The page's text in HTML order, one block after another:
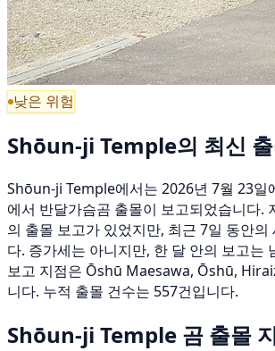
낮은 위험
Shōun-ji Temple의 최신
Shōun-ji Temple에서는 2026년 7월 23
에서 반달가슴곰 출몰이 보고되었습니다.
의 출몰 보고가 있었지만, 최근 7일 동안의
다. 증가세는 아니지만, 한 달 안의 보고는
보고 지점은 Ōshū Maesawa, Ōshū,
니다. 누적 출몰 건수는 557건입니다.
Shōun-ji Temple 곰 출몰